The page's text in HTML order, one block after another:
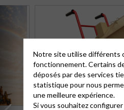
Notre site utilise différents
fonctionnement. Certains
déposés par des services
statistique pour nous
une meilleure expérience.
Si vous souhaitez